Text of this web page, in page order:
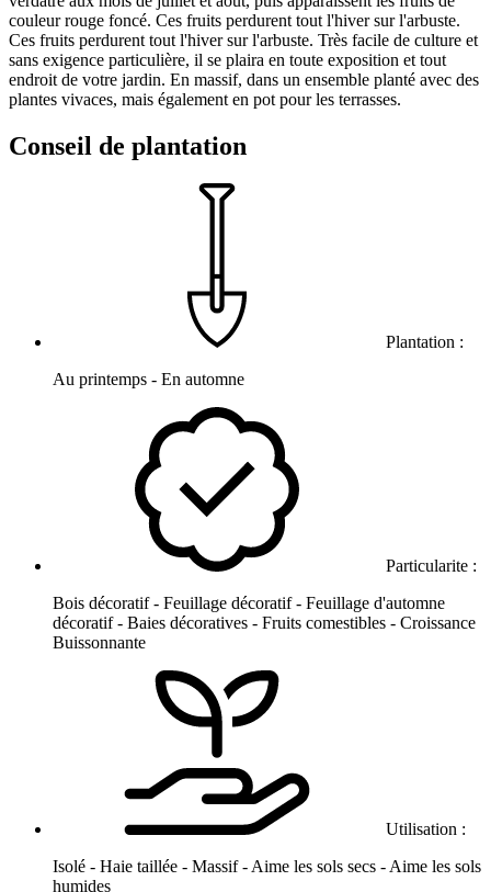
couleur rouge foncé. Ces fruits perdurent tout l'hiver sur l'arbuste.
Ces fruits perdurent tout l'hiver sur l'arbuste. Très facile de culture et
sans exigence particulière, il se plaira en toute exposition et tout
endroit de votre jardin. En massif, dans un ensemble planté avec des
plantes vivaces, mais également en pot pour les terrasses.
Conseil de plantation
Plantation :
Au printemps - En automne
Particularite :
Bois décoratif - Feuillage décoratif - Feuillage d'automne
décoratif - Baies décoratives - Fruits comestibles - Croissance
Buissonnante
Utilisation :
Isolé - Haie taillée - Massif - Aime les sols secs - Aime les sols
humides